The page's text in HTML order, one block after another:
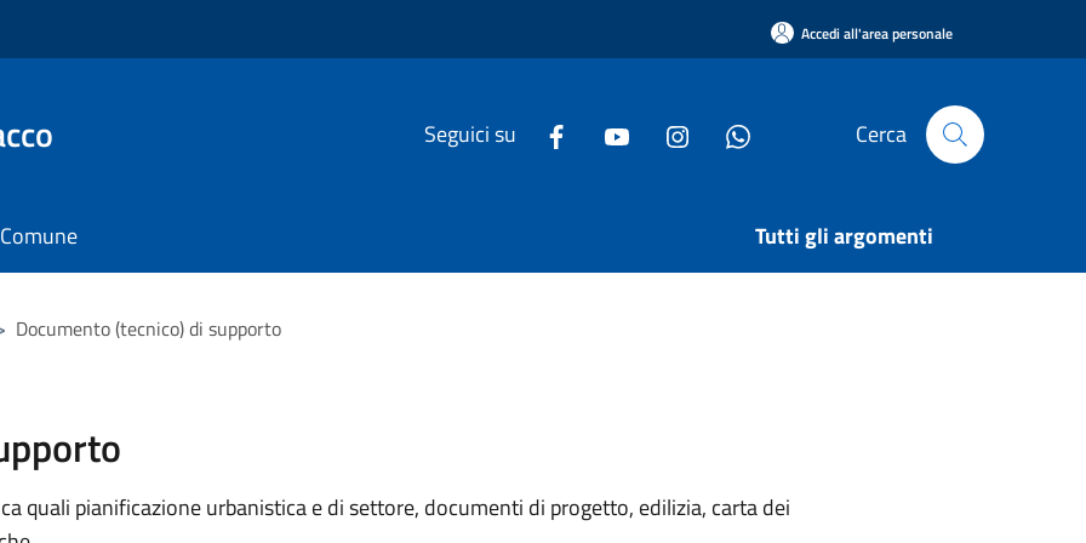
Accedi all'area personale
Seguici su Cerca
Tutti gli argomenti
Documento (tecnico) di supporto
quali pianificazione urbanistica e di settore, documenti di progetto, edilizia, carta dei